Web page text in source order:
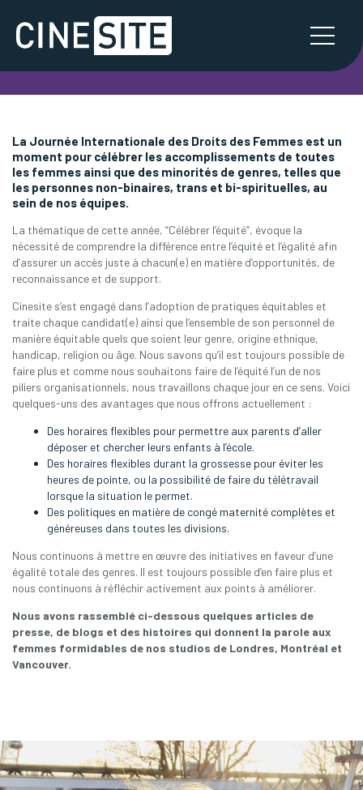
La Journée Internationale des Droits des Femmes est un
moment pour célébrer les accomplissements de toutes
les femmes ainsi que des minorités de genres, telles que
les personnes non-binaires, trans et bi-spirituelles, au
sein de nos équipes.
La thématique de cette année, “Célébrer l’équité”, évoque la
nécessité de comprendre la différence entre l’équité et l’égalité afin
d’assurer un accès juste à chacun(e) en matière d’opportunités, de
reconnaissance et de support.
Cinesite s’est engagé dans l’adoption de pratiques équitables et
traite chaque candidat(e) ainsi que l’ensemble de son personnel de
manière équitable quels que soient leur genre, origine ethnique,
handicap, religion ou âge. Nous savons qu’il est toujours possible de
faire plus et comme nous souhaitons faire de l’équité l’un de nos
piliers organisationnels, nous travaillons chaque jour en ce sens. Voici
quelques-uns des avantages que nous offrons actuellement :
Des horaires flexibles pour permettre aux parents d’aller
déposer et chercher leurs enfants à l’école.
Des horaires flexibles durant la grossesse pour éviter les
heures de pointe, ou la possibilité de faire du télétravail
lorsque la situation le permet.
Des politiques en matière de congé maternité complètes et
généreuses dans toutes les divisions.
Nous continuons à mettre en œuvre des initiatives en faveur d’une
égalité totale des genres. Il est toujours possible d’en faire plus et
nous continuons à réfléchir activement aux points à améliorer.
Nous avons rassemblé ci-dessous quelques articles de
presse, de blogs et des histoires qui donnent la parole aux
femmes formidables de nos studios de Londres, Montréal et
Vancouver.